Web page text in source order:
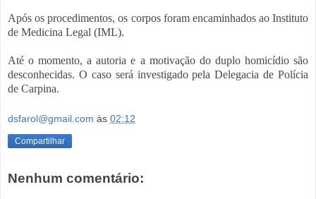
Após os procedimentos, os corpos foram encaminhados ao Instituto
de Medicina Legal (IML).
Até o momento, a autoria e a motivação do duplo homicídio são
desconhecidas. O caso será investigado pela Delegacia de Polícia
de Carpina.
dsfarol@gmail.com às 02:12
Compartilhar
Nenhum comentário: